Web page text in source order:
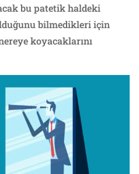
bu patetik haldeki
bilmedikleri için
koyacaklarını